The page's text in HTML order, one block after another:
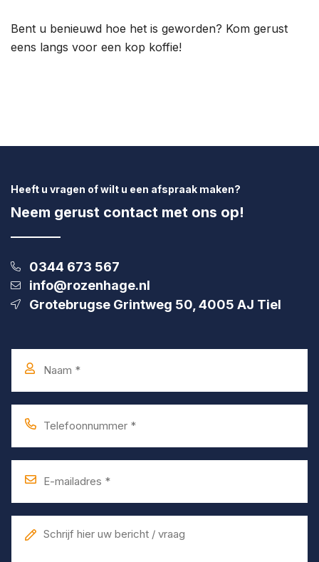
Bent u benieuwd hoe het is geworden? Kom gerust
eens langs voor een kop koffie!
Heeft u vragen of wilt u een afspraak maken?
Neem gerust contact met ons op!
0344 673 567
info@rozenhage.nl
Grotebrugse Grintweg 50, 4005 AJ Tiel
mailadres
*